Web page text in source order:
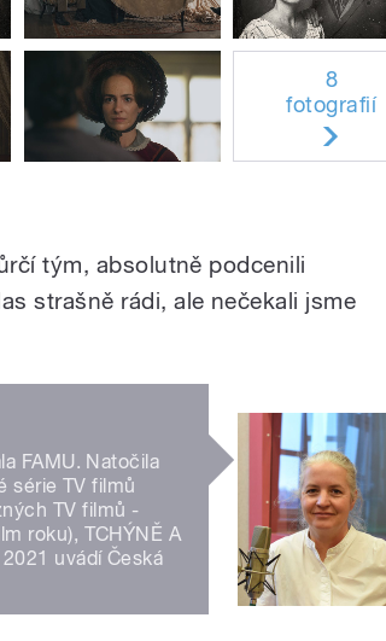
8
fotografií
tým, absolutně podcenili
strašně rádi, ale nečekali jsme
FAMU. Natočila
série TV filmů
TV filmů -
roku), TCHÝNĚ A
uvádí Česká